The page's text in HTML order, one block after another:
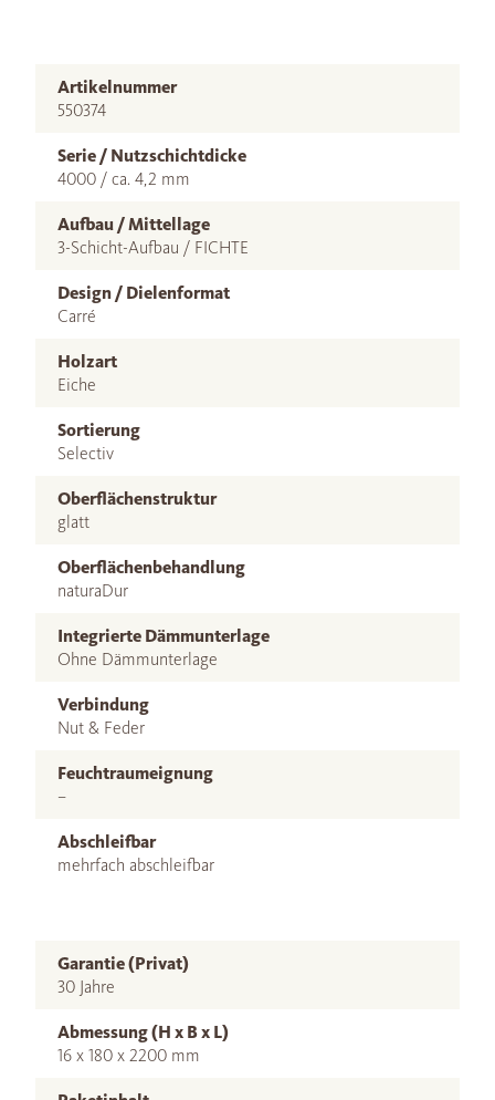
Artikelnummer
550374
Serie / Nutzschichtdicke
4000 / ca. 4,2 mm
Aufbau / Mittellage
3-Schicht-Aufbau / FICHTE
Design / Dielenformat
Carré
Holzart
Eiche
Sortierung
Selectiv
Oberflächenstruktur
glatt
Oberflächenbehandlung
naturaDur
Integrierte Dämmunterlage
Ohne Dämmunterlage
Verbindung
Nut & Feder
Feuchtraumeignung
–
Abschleifbar
mehrfach abschleifbar
Garantie (Privat)
30 Jahre
Abmessung (H x B x L)
16 x 180 x 2200 mm